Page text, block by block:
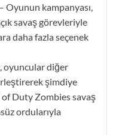
Oyunun kampanyası,
savaş görevleriyle
daha fazla seçenek
oyuncular diğer
şimdiye
Duty Zombies savaş
ordularıyla